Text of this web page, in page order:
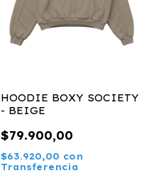
HOODIE BOXY SOCIETY
- BEIGE
$79.900,00
$63.920,00 con
Transferencia